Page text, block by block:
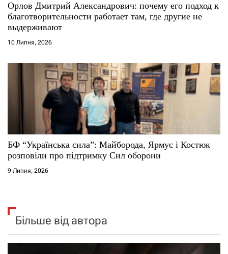
Орлов Дмитрий Александрович: почему его подход к
благотворительности работает там, где другие не
выдерживают
10 Липня, 2026
БФ “Українська сила”: Майборода, Ярмус і Костюк
розповіли про підтримку Сил оборони
9 Липня, 2026
Більше від автора